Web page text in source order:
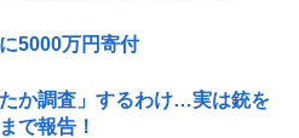
5000万円寄付
か調査」するわけ…実は銃を
で報告！